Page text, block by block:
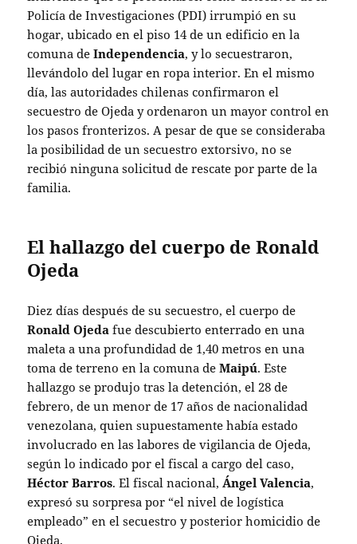
Policía de Investigaciones (PDI) irrumpió en su
hogar, ubicado en el piso 14 de un edificio en la
comuna deIndependencia, y lo secuestraron,
llevándolo del lugar en ropa interior. En el mismo
día, las autoridades chilenas confirmaron el
secuestro de Ojeda y ordenaron un mayor control en
los pasos fronterizos. A pesar de que se consideraba
la posibilidad de un secuestro extorsivo, no se
recibió ninguna solicitud de rescate por parte de la
familia.
El hallazgo del cuerpo de Ronald
Ojeda
Diez días después de su secuestro, el cuerpo de
Ronald Ojeda fue descubierto enterrado en una
maleta a una profundidad de 1,40 metros en una
toma de terreno en la comuna deMaipú. Este
hallazgo se produjo tras la detención, el 28 de
febrero, de un menor de 17 años de nacionalidad
venezolana, quien supuestamente había estado
involucrado en las labores de vigilancia de Ojeda,
según lo indicado por el fiscal a cargo del caso,
Héctor Barros. El fiscal nacional, Ángel Valencia,
expresó su sorpresa por “el nivel de logística
empleado” en el secuestro y posterior homicidio de
Ojeda.